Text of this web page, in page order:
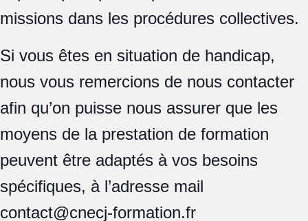
missions dans les procédures collectives.
Si vous êtes en situation de handicap,
nous vous remercions de nous contacter
afin qu’on puisse nous assurer que les
moyens de la prestation de formation
peuvent être adaptés à vos besoins
spécifiques, à l’adresse mail
contact@cnecj-formation.fr